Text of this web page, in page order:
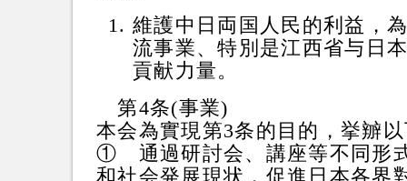
維護中日両国人民的利益，
流事業、特別是江西省与日
貢献力量。
第4条(事業)
本会為實現第3条的目的，挙辧
① 通過研討会、講座等不同形
和社会発展現状，促進日本各界